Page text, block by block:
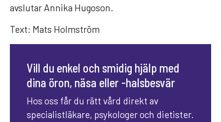
avslutar Annika Hugoson.
Text: Mats Holmström
Vill du enkel och smidig hjälp med
dina öron, näsa eller -halsbesvär
Hos oss får du rätt vård direkt av
specialistläkare, psykologer och dietister.